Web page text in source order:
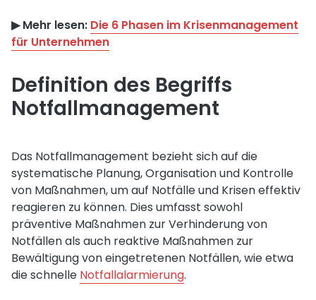
▶︎ Mehr lesen: Die 6 Phasen im Krisenmanagement
für Unternehmen
Definition des Begriffs
Notfallmanagement
Das Notfallmanagement bezieht sich auf die
systematische Planung, Organisation und Kontrolle
von Maßnahmen, um auf Notfälle und Krisen effektiv
reagieren zu können. Dies umfasst sowohl
präventive Maßnahmen zur Verhinderung von
Notfällen als auch reaktive Maßnahmen zur
Bewältigung von eingetretenen Notfällen, wie etwa
die schnelle Notfallalarmierung.